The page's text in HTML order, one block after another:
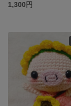
1,300円